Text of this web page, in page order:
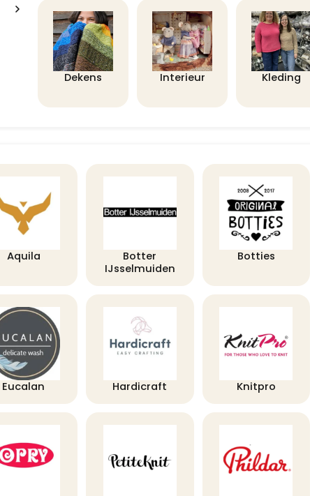
Dekens Interieur Kleding
Aquila
Botter
IJsselmuiden
Botties
Eucalan Hardicraft Knitpro